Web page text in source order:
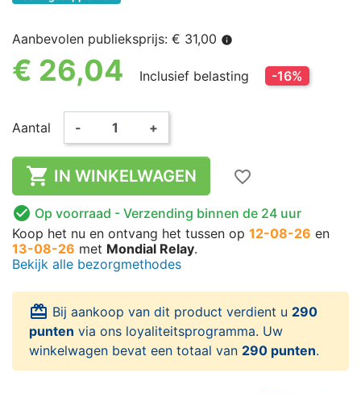
Aanbevolen publieksprijs: € 31,00 info
€ 26,04 Inclusief belasting -16%
Aantal - +
 IN WINKELWAGEN
favorite_border
 Op voorraad - Verzending binnen de 24 uur
Koop het nu en ontvang het tussen op 12-08-26 en
13-08-26 met Mondial Relay.
Bekijk alle bezorgmethodes
card_giftcard Bij aankoop van dit product verdient u 290
punten via ons loyaliteitsprogramma. Uw
winkelwagen bevat een totaal van 290 punten.